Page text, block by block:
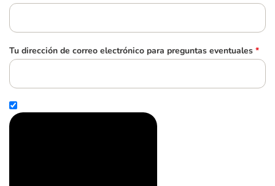
Tu dirección de correo electrónico para preguntas eventuales *